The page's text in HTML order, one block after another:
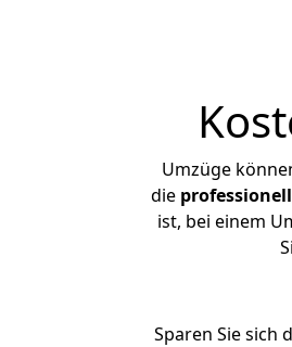
Umzüge
die
ist, bei einem
Sparen Sie sich